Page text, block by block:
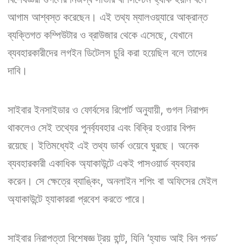
আগাম আশ্বস্ত করেছেন। এই তথ্য ম্যালওয়্যারে আক্রান্ত
ব্যক্তিগত কম্পিউটার ও ব্রাউজার থেকে এসেছে, যেখানে
ব্যবহারকারীদের লগইন ডিটেলস চুরি করা হয়েছিল বলে তাদের
দাবি।
সাইবার ইনসাইডার ও ফোর্বসের রিপোর্ট অনুযায়ী, গুগল নিরাপদ
থাকলেও সেই তথ্যের পুনর্ব্যবহার এবং বিক্রি হওয়ার বিপদ
রয়েছে। ইতিমধ্যেই এই তথ্য ডার্ক ওয়েবে ঘুরছে। অনেক
ব্যবহারকারী একাধিক অ্যাকাউন্টে একই পাসওয়ার্ড ব্যবহার
করেন। সে ক্ষেত্রে ব্যাঙ্কিং, অনলাইন শপিং বা অফিসের মেইল
অ্যাকাউন্টে হ্যাকাররা প্রবেশ করতে পারে।
সাইবার নিরাপত্তা বিশেষজ্ঞ ট্রয় হান্ট, যিনি ‘হ্যাভ আই বিন পনড’